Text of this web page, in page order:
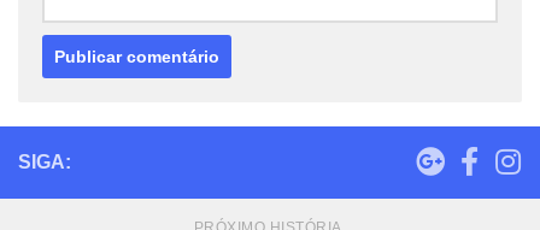
SIGA: